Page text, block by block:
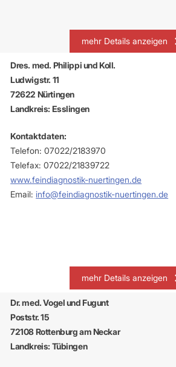
mehr Details anzeigen
Dres. med. Philippi und Koll.
Ludwigstr. 11
72622 Nürtingen
Landkreis: Esslingen
Kontaktdaten:
Telefon: 07022/2183970
Telefax: 07022/21839722
www.feindiagnostik-nuertingen.de
Email:info@feindiagnostik-nuertingen.de
mehr Details anzeigen
Dr. med. Vogel und Fugunt
Poststr. 15
72108 Rottenburg am Neckar
Landkreis: Tübingen